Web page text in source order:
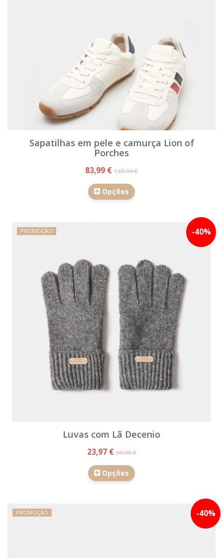
Sapatilhas em pele e camurça Lion of
Porches
83,99 € 139,99 €
Opções
-40%
PROMOÇÃO
Luvas com Lã Decenio
23,97 €39,95 €
Opções
-40%
PROMOÇÃO